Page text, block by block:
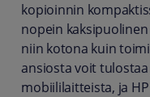
kopioinnin
nopein
niin kotona kuin
ansiosta voit
mobiililaitteista, ja